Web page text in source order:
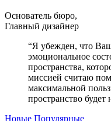
Основатель бюро,
Главный дизайнер
“Я убежден, что
эмоциональное
пространства,
миссией считаю
максимальной
пространство
Новые Популярные